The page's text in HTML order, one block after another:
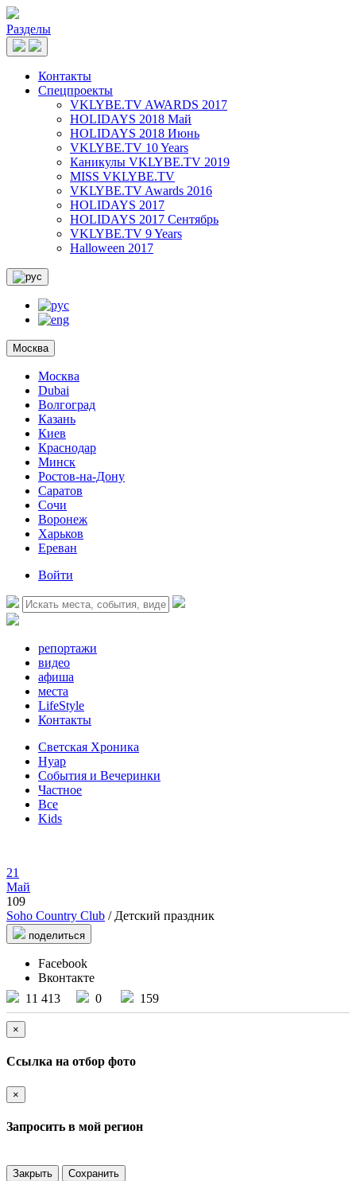
Разделы
Контакты
Спецпроекты
VKLYBE.TV AWARDS 2017
HOLIDAYS 2018 Май
HOLIDAYS 2018 Июнь
VKLYBE.TV 10 Years
Каникулы VKLYBE.TV 2019
MISS VKLYBE.TV
VKLYBE.TV Awards 2016
HOLIDAYS 2017
HOLIDAYS 2017 Сентябрь
VKLYBE.TV 9 Years
Halloween 2017
Москва
Москва
Dubai
Волгоград
Казань
Киев
Краснодар
Минск
Ростов-на-Дону
Саратов
Сочи
Воронеж
Харьков
Ереван
Войти
репортажи
видео
афиша
места
LifeStyle
Контакты
Светская Хроника
Нуар
События и Вечеринки
Частное
Все
Kids
21
Май
109
Soho Country Club / Детский праздник
поделиться
Facebook
Вконтакте
11 413
0 159
×
Ссылка на отбор фото
×
Запросить в мой регион
Закрыть Сохранить